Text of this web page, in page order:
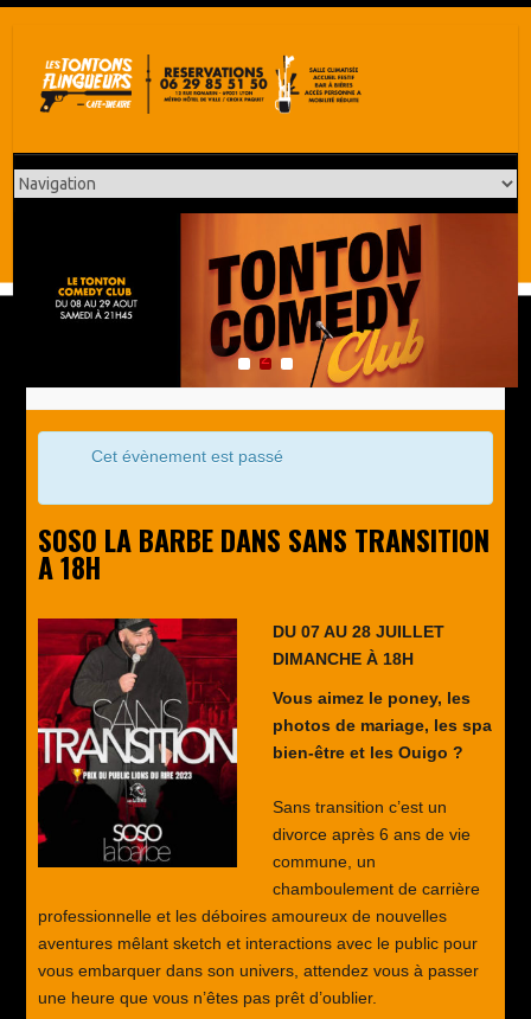
1 2 3
Cet évènement est passé
SOSO LA BARBE DANS SANS TRANSITION
A 18H
DU 07 AU 28 JUILLET
DIMANCHE À 18H
Vous aimez le poney, les
photos de mariage, les spa
bien-être et les Ouigo ?
Sans transition c’est un
divorce après 6 ans de vie
commune, un
chamboulement de carrière
professionnelle et les déboires amoureux de nouvelles
aventures mêlant sketch et interactions avec le public pour
vous embarquer dans son univers, attendez vous à passer
une heure que vous n’êtes pas prêt d’oublier.